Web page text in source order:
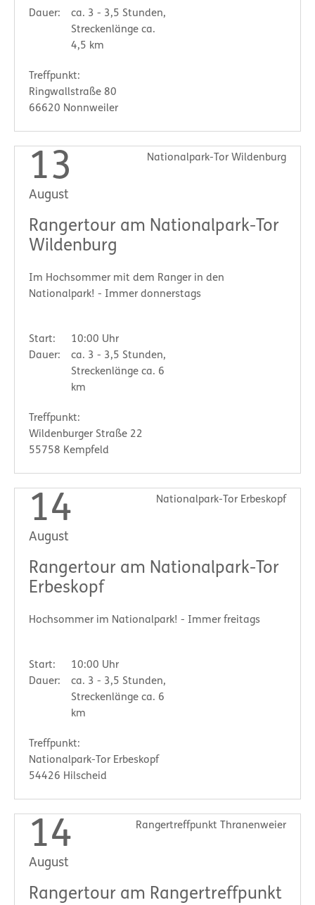
Dauer:
ca. 3 - 3,5 Stunden,
Streckenlänge ca.
4,5 km
Treffpunkt:
Ringwallstraße 80
66620 Nonnweiler
13
August
Nationalpark-Tor Wildenburg
Rangertour am Nationalpark-Tor
Wildenburg
Im Hochsommer mit dem Ranger in den
Nationalpark! - Immer donnerstags
Start:
10:00 Uhr
Dauer:
ca. 3 - 3,5 Stunden,
Streckenlänge ca. 6
km
Treffpunkt:
Wildenburger Straße 22
55758 Kempfeld
14
August
Nationalpark-Tor Erbeskopf
Rangertour am Nationalpark-Tor
Erbeskopf
Hochsommer im Nationalpark! - Immer freitags
Start:
10:00 Uhr
Dauer:
ca. 3 - 3,5 Stunden,
Streckenlänge ca. 6
km
Treffpunkt:
Nationalpark-Tor Erbeskopf
54426 Hilscheid
14
August
Rangertreffpunkt Thranenweier
Rangertour am Rangertreffpunkt